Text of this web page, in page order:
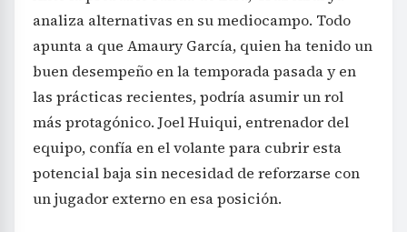
analiza alternativas en su mediocampo. Todo
apunta a que Amaury García, quien ha tenido un
buen desempeño en la temporada pasada y en
las prácticas recientes, podría asumir un rol
más protagónico. Joel Huiqui, entrenador del
equipo, confía en el volante para cubrir esta
potencial baja sin necesidad de reforzarse con
un jugador externo en esa posición.